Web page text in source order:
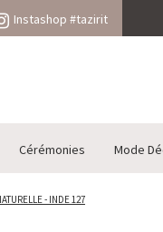
Instashop #tazirit
Cérémonies Mode
- INDE 127